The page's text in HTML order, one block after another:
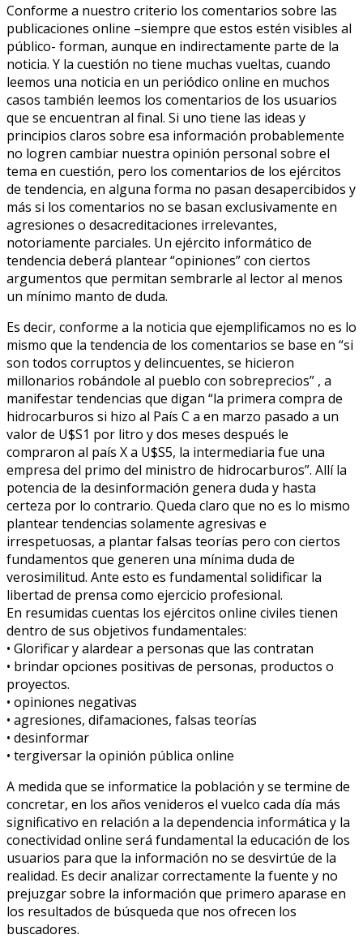
Conforme a nuestro criterio los comentarios sobre las
publicaciones online –siempre que estos estén visibles al
público- forman, aunque en indirectamente parte de la
noticia. Y la cuestión no tiene muchas vueltas, cuando
leemos una noticia en un periódico online en muchos
casos también leemos los comentarios de los usuarios
que se encuentran al final. Si uno tiene las ideas y
principios claros sobre esa información probablemente
no logren cambiar nuestra opinión personal sobre el
tema en cuestión, pero los comentarios de los ejércitos
de tendencia, en alguna forma no pasan desapercibidos y
más si los comentarios no se basan exclusivamente en
agresiones o desacreditaciones irrelevantes,
notoriamente parciales. Un ejército informático de
tendencia deberá plantear “opiniones” con ciertos
argumentos que permitan sembrarle al lector al menos
un mínimo manto de duda.
Es decir, conforme a la noticia que ejemplificamos no es lo
mismo que la tendencia de los comentarios se base en “si
son todos corruptos y delincuentes, se hicieron
millonarios robándole al pueblo con sobreprecios” , a
manifestar tendencias que digan “la primera compra de
hidrocarburos si hizo al País C a en marzo pasado a un
valor de U$S1 por litro y dos meses después le
compraron al país X a U$S5, la intermediaria fue una
empresa del primo del ministro de hidrocarburos”. Allí la
potencia de la desinformación genera duda y hasta
certeza por lo contrario. Queda claro que no es lo mismo
plantear tendencias solamente agresivas e
irrespetuosas, a plantar falsas teorías pero con ciertos
fundamentos que generen una mínima duda de
verosimilitud. Ante esto es fundamental solidificar la
libertad de prensa como ejercicio profesional.
En resumidas cuentas los ejércitos online civiles tienen
dentro de sus objetivos fundamentales:
• Glorificar y alardear a personas que las contratan
• brindar opciones positivas de personas, productos o
proyectos.
• opiniones negativas
• agresiones, difamaciones, falsas teorías
• desinformar
• tergiversar la opinión pública online
A medida que se informatice la población y se termine de
concretar, en los años venideros el vuelco cada día más
significativo en relación a la dependencia informática y la
conectividad online será fundamental la educación de los
usuarios para que la información no se desvirtúe de la
realidad. Es decir analizar correctamente la fuente y no
prejuzgar sobre la información que primero aparase en
los resultados de búsqueda que nos ofrecen los
buscadores.